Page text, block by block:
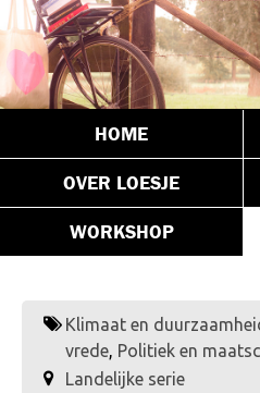
HOME
OVER LOESJE
WORKSHOP
Klimaat en
vrede, Politiek en
Landelijke serie